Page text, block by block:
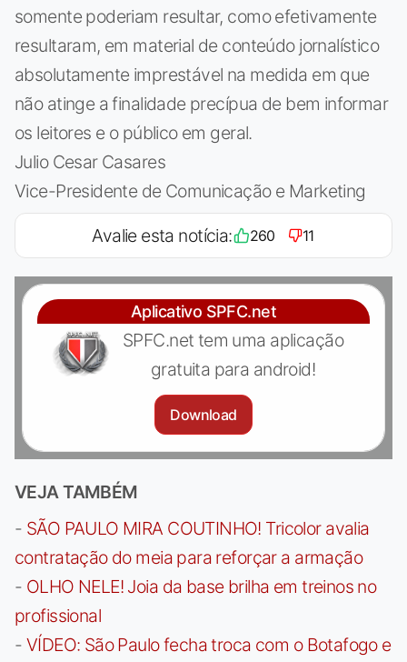
somente poderiam resultar, como efetivamente
resultaram, em material de conteúdo jornalístico
absolutamente imprestável na medida em que
não atinge a finalidade precípua de bem informar
os leitores e o público em geral.
Julio Cesar Casares
Vice-Presidente de Comunicação e Marketing
Avalie esta notícia: 260 11
Aplicativo SPFC.net
SPFC.net tem uma aplicação
gratuita para android!
Download
VEJA TAMBÉM
- SÃO PAULO MIRA COUTINHO! Tricolor avalia
contratação do meia para reforçar a armação
- OLHO NELE! Joia da base brilha em treinos no
profissional
- VÍDEO: São Paulo fecha troca com o Botafogo e